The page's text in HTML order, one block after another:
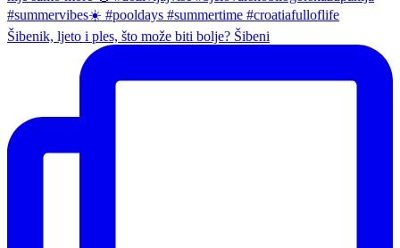
Šibenik, ljeto i ples, što može biti bolje? Šibeni